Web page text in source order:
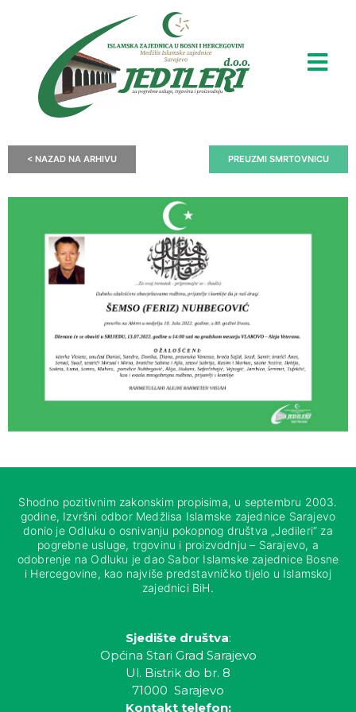
< NAZAD NA ARHIVU PREUZMI SMRTOVNICU
Shodno pozitivnim zakonskim propisima, u septembru 2003.
godine, Izvršni odbor Medžlisa Islamske zajednice Sarajevo
donio je Odluku o osnivanju pokopnog društva „Jedileri“ za
pogrebne usluge, trgovinu i proizvodnju – Sarajevo, a
odobrenje na Odluku je dao Sabor Islamske zajednice Bosne
i Hercegovine, kao najviše predstavničko tijelo u Islamskoj
zajednici BiH.
Sjedište društva:
Općina Stari Grad Sarajevo
Ul. Bistrik do br. 8
71000 Sarajevo
Kontakt telefon: